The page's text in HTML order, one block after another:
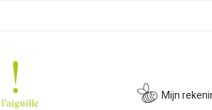
l'aiguille Mijn